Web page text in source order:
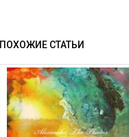
ПОХОЖИЕ СТАТЬИ